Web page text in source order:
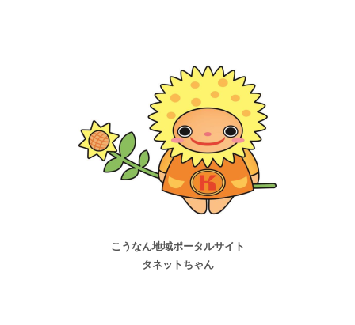
こうなん地域ポータルサイト
タネットちゃん